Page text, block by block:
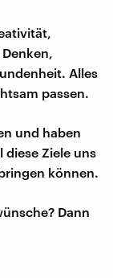
Alles
passen.
und haben
diese Ziele uns
können.
Dann